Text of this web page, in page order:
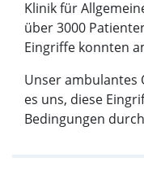
Klinik für
über 3000
Eingriffe konnten
Unser
es uns, diese
Bedingungen